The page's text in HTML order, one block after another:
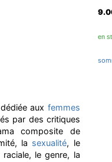
aux femmes
par des critiques
composite de
la sexualité, le
le genre, la
en